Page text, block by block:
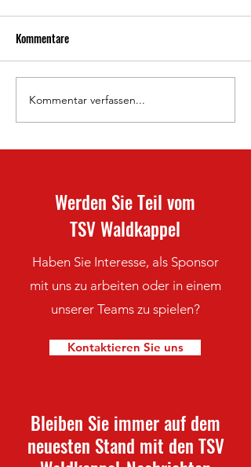
Kommentare
Kommentar verfassen...
Werden Sie Teil vom
TSV Waldkappel
Haben Sie Interesse, als Sponsor
mit uns zu arbeiten oder in einem
unserer Teams zu spielen?
Kontaktieren Sie uns
Bleiben Sie immer auf dem
neuesten Stand mit den TSV